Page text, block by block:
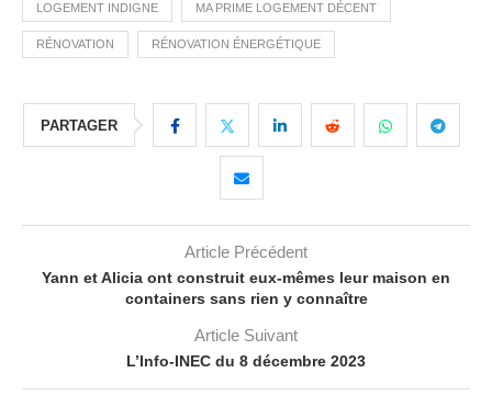
LOGEMENT INDIGNE MA PRIME LOGEMENT DÉCENT
RÉNOVATION RÉNOVATION ÉNERGÉTIQUE
PARTAGER
Article Précédent
Yann et Alicia ont construit eux-mêmes leur maison en
containers sans rien y connaître
Article Suivant
L’Info-INEC du 8 décembre 2023